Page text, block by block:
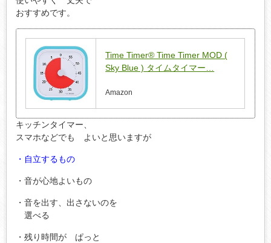
おすすめです。
Time Timer® Time Timer MOD (
Sky Blue ) タイムタイマー…
Amazon
キッチンタイマー、
スマホなどでも よいと思いますが
・自立するもの
・音が心地よいもの
・音を出す、出さないのを
選べる
・残り時間が ぱっと